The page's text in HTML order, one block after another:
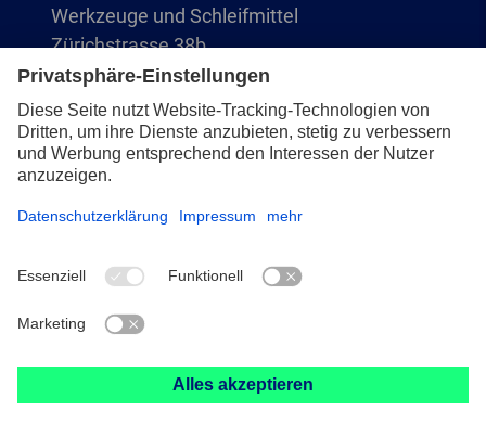
Werkzeuge und Schleifmittel
Zürichstrasse 38b
8306 Brüttisellen
+41 44 805 2828
info@pferd-vsm.ch
Datenschutz
AVB